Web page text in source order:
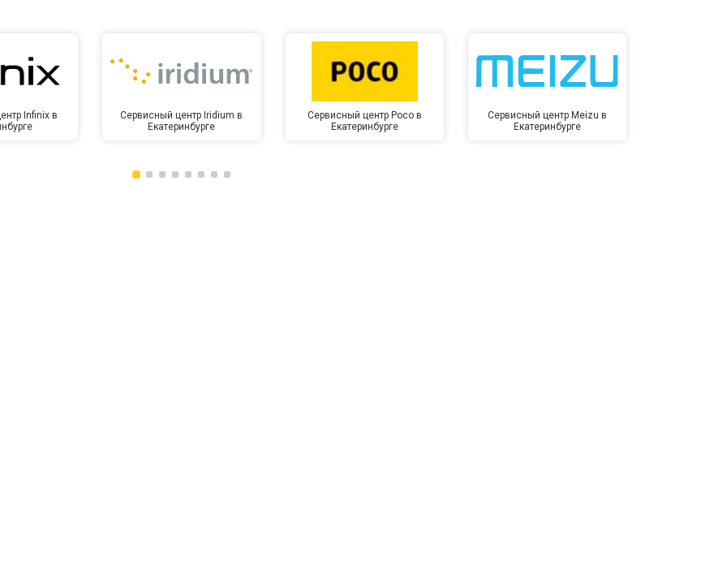
Infinix в
Сервисный центр Iridium в
Екатеринбурге
Сервисный центр Poco в
Екатеринбурге
Сервисный центр Meizu в
Екатеринбурге